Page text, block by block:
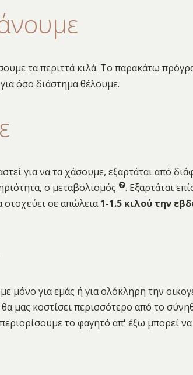
τα περιττά κιλά. Το παρακάτω
όσο διάστημα θέλουμε.
για να τα χάσουμε, εξαρτάται από
ο μεταβολισμός
. Εξαρτάται
στοχεύει σε απώλεια1-1.5 κιλού την
μόνο για εμάς ή για ολόκληρη την
μας κοστίσει περισσότερο από το
το φαγητό απ' έξω μπορεί να